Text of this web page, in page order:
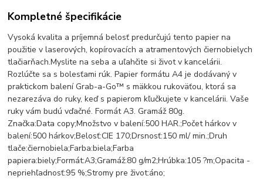
Kompletné špecifikácie
Vysoká kvalita a príjemná belosť predurčujú tento papier na
použitie v laserových, kopírovacích a atramentových čiernobielych
tlačiarňach.Myslite na seba a uľahčite si život v kancelárii.
Rozlúčte sa s bolesťami rúk. Papier formátu A4 je dodávaný v
praktickom balení Grab-a-Go™ s mäkkou rukoväťou, ktorá sa
nezarezáva do ruky, keď s papierom kľučkujete v kancelárii. Vaše
ruky vám budú vďačné. Formát A3. Gramáž 80g.
Značka:Data copy;Množstvo v balení:500 HAR.;Počet hárkov v
balení:500 hárkov;Belosť:CIE 170;Drsnosť:150 ml/ min.;Druh
tlače:čiernobiela;Farba:biela;Farba
papiera:biely;Formát:A3;Gramáž:80 g/m2;Hrúbka:105 ?m;Opacita -
nepriehľadnosť:95 %;Stromy pre život:áno;